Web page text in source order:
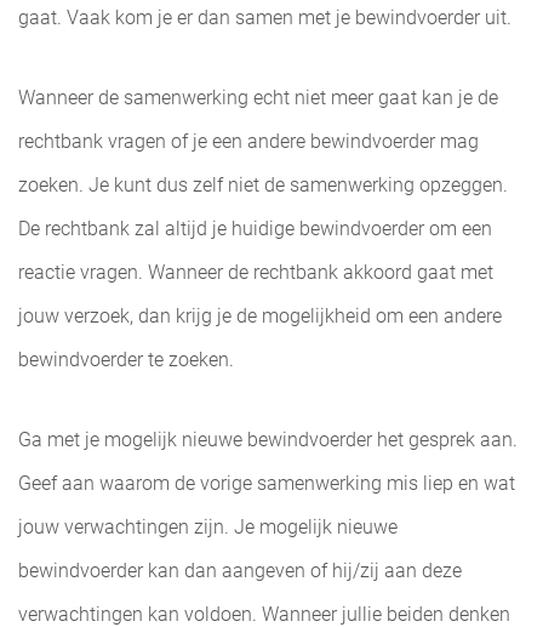
gaat. Vaak kom je er dan samen met je bewindvoerder uit.
Wanneer de samenwerking echt niet meer gaat kan je de
rechtbank vragen of je een andere bewindvoerder mag
zoeken. Je kunt dus zelf niet de samenwerking opzeggen.
De rechtbank zal altijd je huidige bewindvoerder om een
reactie vragen. Wanneer de rechtbank akkoord gaat met
jouw verzoek, dan krijg je de mogelijkheid om een andere
bewindvoerder te zoeken.
Ga met je mogelijk nieuwe bewindvoerder het gesprek aan.
Geef aan waarom de vorige samenwerking mis liep en wat
jouw verwachtingen zijn. Je mogelijk nieuwe
bewindvoerder kan dan aangeven of hij/zij aan deze
verwachtingen kan voldoen. Wanneer jullie beiden denken